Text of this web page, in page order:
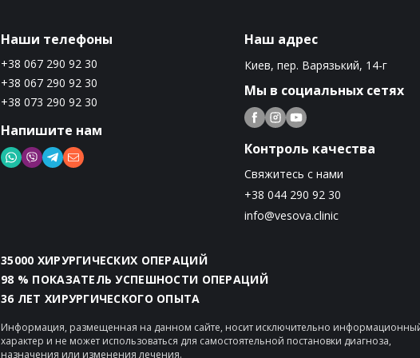
Наши телефоны
+38 067 290 92 30
+38 067 290 92 30
+38 073 290 92 30
Напишите нам
Наш адрес
Киев, пер. Варязький, 14-г
Мы в социальных сетях
Контроль качества
Свяжитесь с нами
+38 044 290 92 30
info@vesova.clinic
35000 ХИРУРГИЧЕСКИХ ОПЕРАЦИЙ
98 % ПОКАЗАТЕЛЬ УСПЕШНОСТИ ОПЕРАЦИЙ
36 ЛЕТ ХИРУРГИЧЕСКОГО ОПЫТА
Информация, размещенная на данном сайте, носит исключительно
характер и не может использоваться для самостоятельной постановки диагноза,
назначения или изменения лечения.